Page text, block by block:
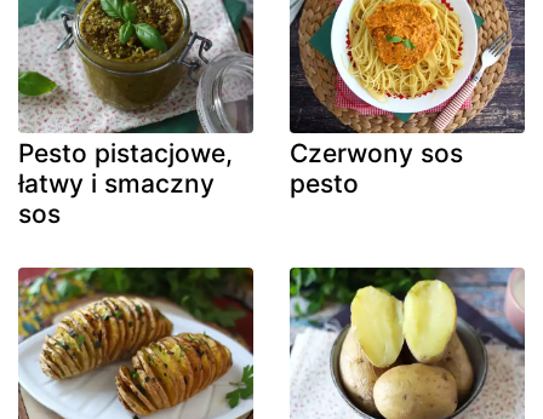
Pesto pistacjowe,
łatwy i smaczny
sos
Czerwony sos
pesto